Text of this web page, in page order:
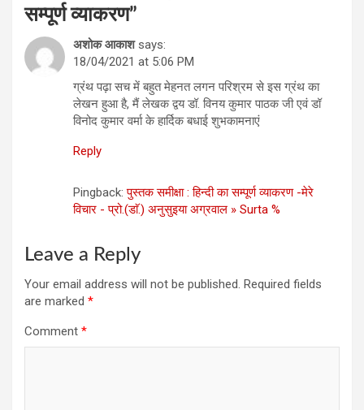
सम्पूर्ण व्याकरण”
अशोक आकाश says:
18/04/2021 at 5:06 PM
ग्रंथ पढ़ा सच में बहुत मेहनत लगन परिश्रम से इस ग्रंथ का
लेखन हुआ है, मैं लेखक द्वय डॉ. विनय कुमार पाठक जी एवं डॉ
विनोद कुमार वर्मा के हार्दिक बधाई शुभकामनाएं
Reply
Pingback:पुस्‍तक समीक्षा : हिन्‍दी का सम्‍पूर्ण व्‍याकरण -मेरे
विचार - प्रो.(डाॅ.) अनुसुइया अग्रवाल » Surta %
Leave a Reply
Your email address will not be published. Required fields
are marked *
Comment *